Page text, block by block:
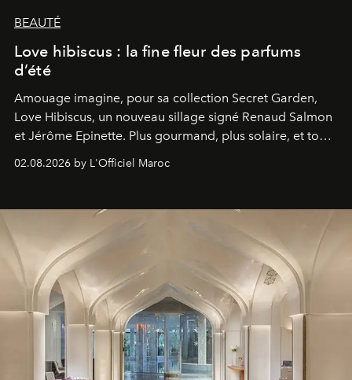
BEAUTÉ
Love hibiscus : la fine fleur des parfums
d’été
Amouage imagine, pour sa collection Secret Garden,
Love Hibiscus, un nouveau sillage signé Renaud Salmon
et Jérôme Epinette. Plus gourmand, plus solaire, et tout
02.08.2026 by L'Officiel Maroc